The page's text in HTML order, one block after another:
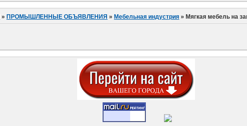
»ПРОМЫШЛЕННЫЕ ОБЪЯВЛЕНИЯ »Мебельная индустрия »Мягкая мебель на